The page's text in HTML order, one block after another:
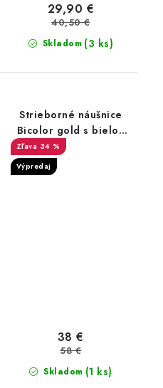
Skladom (3 ks)
29,90 €
40,50 €
Strieborné náušnice
Bicolor gold s bielou
perlou a zirkónmi
34 %
Výpredaj
Skladom (1 ks)
38 €
58 €